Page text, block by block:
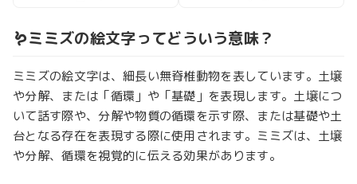
🪱ミミズの絵文字ってどういう意味？
ミミズの絵文字は、細長い無脊椎動物を表しています。土壌
や分解、または「循環」や「基礎」を表現します。土壌につ
いて話す際や、分解や物質の循環を示す際、または基礎や土
台となる存在を表現する際に使用されます。ミミズは、土壌
や分解、循環を視覚的に伝える効果があります。